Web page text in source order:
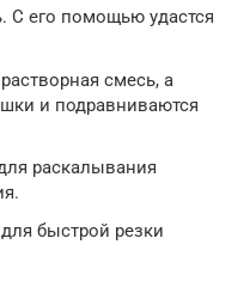
С его помощью удастся
смесь, а
и подравниваются
раскалывания
быстрой резки